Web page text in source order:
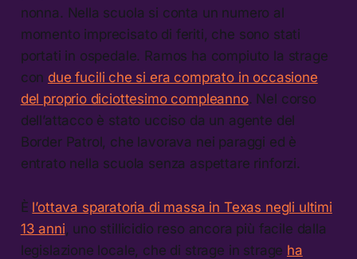
nonna. Nella scuola si conta un numero al
momento imprecisato di feriti, che sono stati
portati in ospedale. Ramos ha compiuto la strage
con due fucili che si era comprato in occasione
del proprio diciottesimo compleanno. Nel corso
dell’attacco è stato ucciso da un agente del
Border Patrol, che lavorava nei paraggi ed è
entrato nella scuola senza aspettare rinforzi.
È l’ottava sparatoria di massa in Texas negli ultimi
13 anni , uno stillicidio reso ancora più facile dalla
legislazione locale, che di strage in strage ha